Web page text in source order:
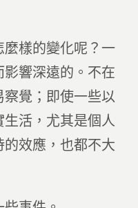
麼樣的變化呢？一
響深遠的。不在
覺；即使一些以
活，尤其是個人
效應，也都不大